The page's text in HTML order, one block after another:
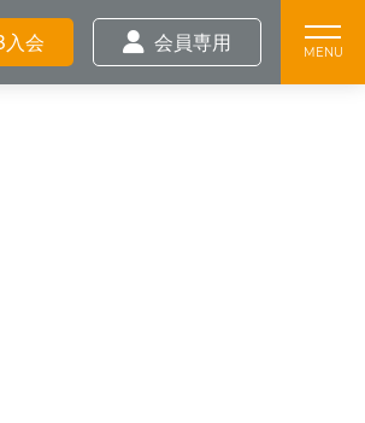
会 会員専用